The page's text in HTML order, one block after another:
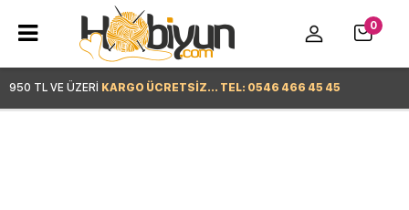
950 TL VE ÜZERİ KARGO ÜCRETSİZ... TEL: 0546 466 45 45
0